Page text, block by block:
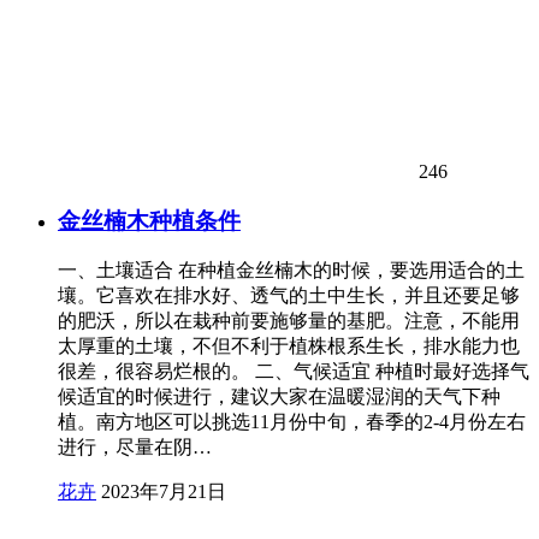
246
金丝楠木种植条件
一、土壤适合 在种植金丝楠木的时候，要选用适合的土
壤。它喜欢在排水好、透气的土中生长，并且还要足够
的肥沃，所以在栽种前要施够量的基肥。注意，不能用
太厚重的土壤，不但不利于植株根系生长，排水能力也
很差，很容易烂根的。 二、气候适宜 种植时最好选择气
候适宜的时候进行，建议大家在温暖湿润的天气下种
植。南方地区可以挑选11月份中旬，春季的2-4月份左右
进行，尽量在阴…
花卉 2023年7月21日